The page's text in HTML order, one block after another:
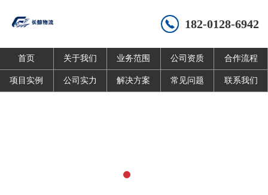
182-0128-6942
首页 关于我们 业务范围 公司资质 合作流程
项目实例 公司实力 解决方案 常见问题 联系我们